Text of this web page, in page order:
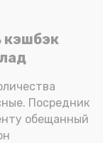
кэшбэк
Посредник
обещанный